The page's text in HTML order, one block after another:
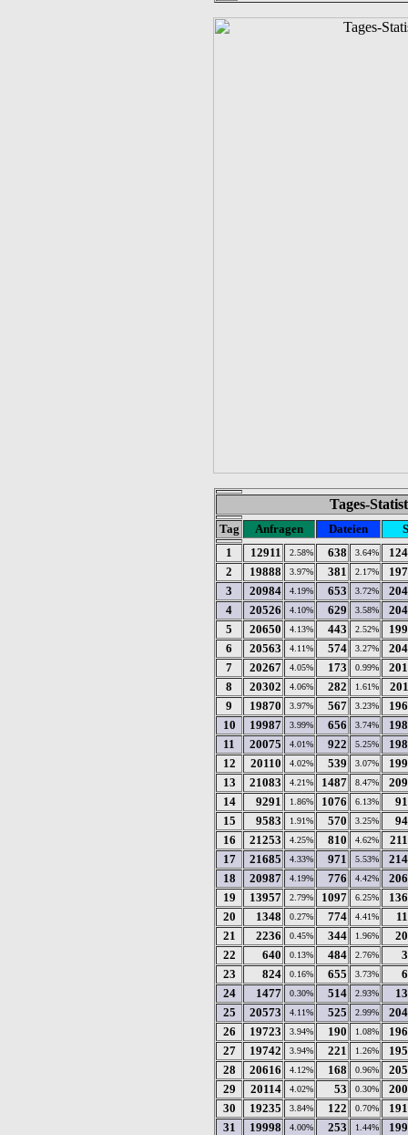
Tages-
Tag Anfragen Dateien
1
12911 2.58% 638 3.64%
2
19888 3.97% 381 2.17%
3
20984 4.19% 653 3.72%
4
20526 4.10% 629 3.58%
5
20650 4.13% 443 2.52%
6
20563 4.11% 574 3.27%
7
20267 4.05% 173 0.99%
8
20302 4.06% 282 1.61%
9
19870 3.97% 567 3.23%
10
19987 3.99% 656 3.74%
11
20075 4.01% 922 5.25%
12
20110 4.02% 539 3.07%
13
21083 4.21% 1487 8.47%
14
9291 1.86% 1076 6.13%
15
9583 1.91% 570 3.25%
16
21253 4.25% 810 4.62%
17
21685 4.33% 971 5.53%
18
20987 4.19% 776 4.42%
19
13957 2.79% 1097 6.25%
20
1348 0.27% 774 4.41%
21
2236 0.45% 344 1.96%
22
640 0.13% 484 2.76%
23
824 0.16% 655 3.73%
24
1477 0.30% 514 2.93%
25
20573 4.11% 525 2.99%
26
19723 3.94% 190 1.08%
27
19742 3.94% 221 1.26%
28
20616 4.12% 168 0.96%
29
20114 4.02% 53 0.30%
30
19235 3.84% 122 0.70%
31
19998 4.00% 253 1.44%